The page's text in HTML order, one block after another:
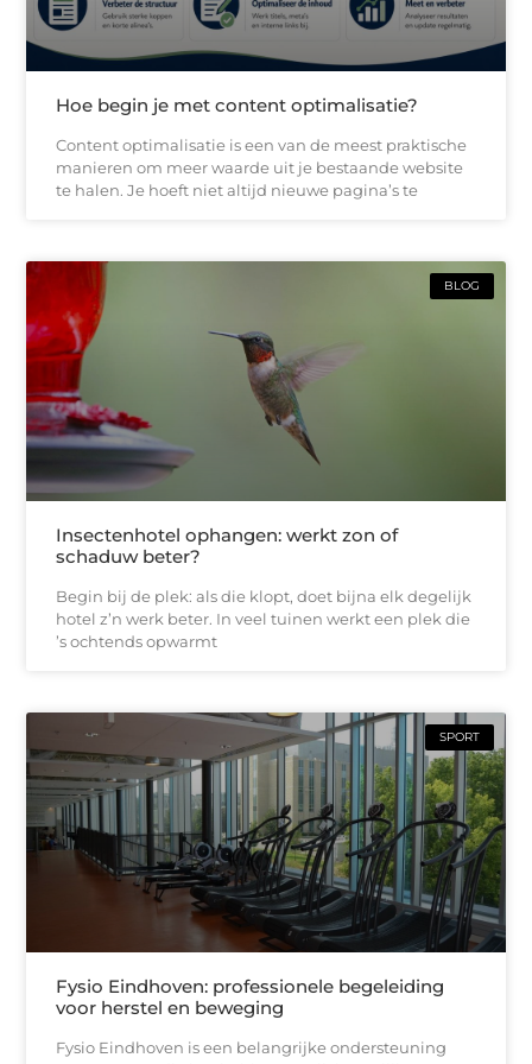
Hoe begin je met content optimalisatie?
Content optimalisatie is een van de meest praktische
manieren om meer waarde uit je bestaande website
te halen. Je hoeft niet altijd nieuwe pagina’s te
BLOG
Insectenhotel ophangen: werkt zon of
schaduw beter?
Begin bij de plek: als die klopt, doet bijna elk degelijk
hotel z’n werk beter. In veel tuinen werkt een plek die
’s ochtends opwarmt
SPORT
Fysio Eindhoven: professionele begeleiding
voor herstel en beweging
Fysio Eindhoven is een belangrijke ondersteuning